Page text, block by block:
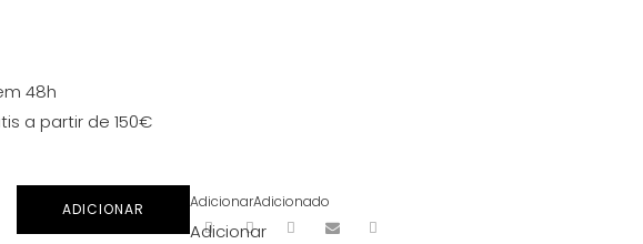
48h
a partir de 150€
ADICIONAR AdicionarAdicionado
Adicionar